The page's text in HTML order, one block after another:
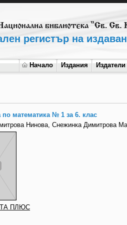
регистър на
Начало Издания Издатели
по математика № 1 за 6. клас
Нинова, Снежинка Димитрова
ПЛЮС